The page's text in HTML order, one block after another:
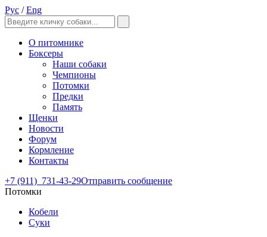
Рус /Eng
О питомнике
Боксеры
Наши собаки
Чемпионы
Потомки
Предки
Память
Щенки
Новости
Форум
Кормление
Контакты
+7 (911) 731-43-29Отправить сообщение
Потомки
Кобели
Суки